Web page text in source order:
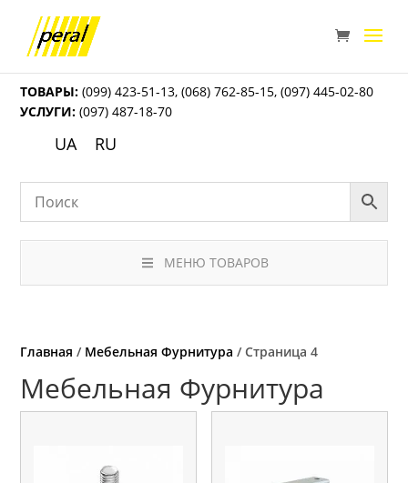
ТОВАРЫ: (099) 423-51-13,(068) 762-85-15,(097) 445-02-80
УСЛУГИ: (097) 487-18-70
UA RU
МЕНЮ ТОВАРОВ
Главная / Мебельная Фурнитура / Страница 4
Мебельная Фурнитура